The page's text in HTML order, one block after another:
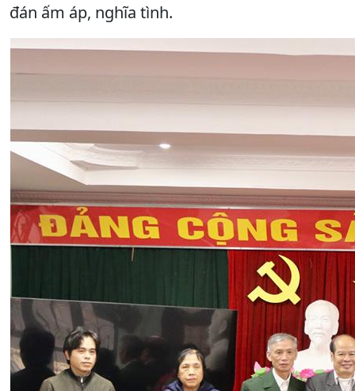
đán ấm áp, nghĩa tình.